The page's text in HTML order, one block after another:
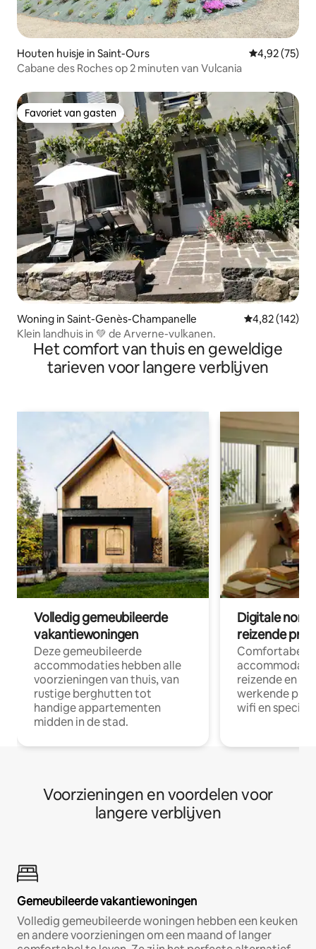
Houten huisje in Saint-Ours Gemiddelde
4,92 (75)
Cabane des Roches op 2 minuten van Vulcania
Favoriet van gasten
Favoriet van gasten
Woning in Saint-Genès-Champanelle Gemiddelde
4,82 (142)
Klein landhuis in 💚 de Arverne-vulkanen.
Het comfort van thuis en geweldige
tarieven voor langere verblijven
Volledig gemeubileerde
vakantiewoningen
Deze gemeubileerde
accommodaties hebben alle
voorzieningen van thuis, van
rustige berghutten tot
handige appartementen
midden in de stad.
Digitale
reizende
Comfortabele
reizende en
werkende
wifi en
Voorzieningen en voordelen voor
langere verblijven
Gemeubileerde vakantiewoningen
Volledig gemeubileerde woningen hebben een keuken
en andere voorzieningen om een maand of langer